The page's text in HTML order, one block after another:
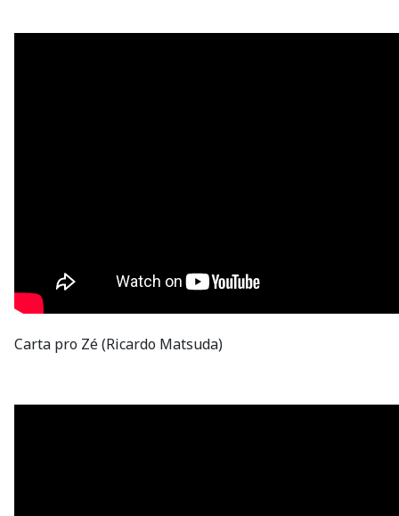
Carta pro Zé (Ricardo Matsuda)